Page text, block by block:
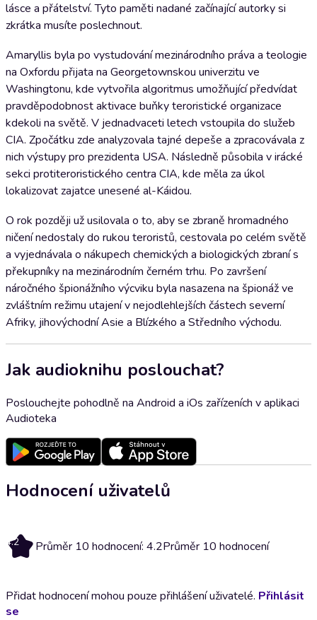
lásce a přátelství. Tyto paměti nadané začínající autorky si
zkrátka musíte poslechnout.
Amaryllis byla po vystudování mezinárodního práva a teologie
na Oxfordu přijata na Georgetownskou univerzitu ve
Washingtonu, kde vytvořila algoritmus umožňující předvídat
pravděpodobnost aktivace buňky teroristické organizace
kdekoli na světě. V jednadvaceti letech vstoupila do služeb
CIA. Zpočátku zde analyzovala tajné depeše a zpracovávala z
nich výstupy pro prezidenta USA. Následně působila v irácké
sekci protiteroristického centra CIA, kde měla za úkol
lokalizovat zajatce unesené al-Káidou.
O rok později už usilovala o to, aby se zbraně hromadného
ničení nedostaly do rukou teroristů, cestovala po celém světě
a vyjednávala o nákupech chemických a biologických zbraní s
překupníky na mezinárodním černém trhu. Po završení
náročného špionážního výcviku byla nasazena na špionáž ve
zvláštním režimu utajení v nejodlehlejších částech severní
Afriky, jihovýchodní Asie a Blízkého a Středního východu.
Jak audioknihu poslouchat?
Poslouchejte pohodlně na Android a iOs zařízeních v aplikaci
Audioteka
Hodnocení uživatelů
4.2 Průměr 10 hodnocení: 4.2Průměr 10 hodnocení
Přidat hodnocení mohou pouze přihlášení uživatelé. Přihlásit
se